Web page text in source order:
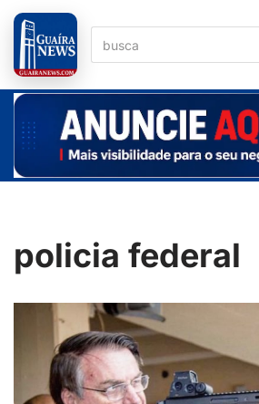
Pular
para
o
conteúdo
policia federal